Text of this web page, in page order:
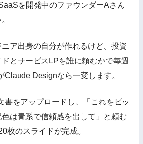
を開発中のファウンダーAさん
ア出身の自分が作れるけど、投資
とサービスLPを誰に頼むかで毎週
Designなら一変します。
書をアップロードし、「これをピッ
は青系で信頼感を出して」と頼む
枚のスライドが完成。